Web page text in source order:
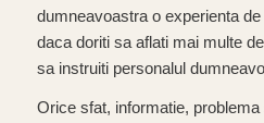
dumneavoastra o experienta
daca doriti sa aflati mai multe
sa instruiti personalul
Orice sfat, informatie,